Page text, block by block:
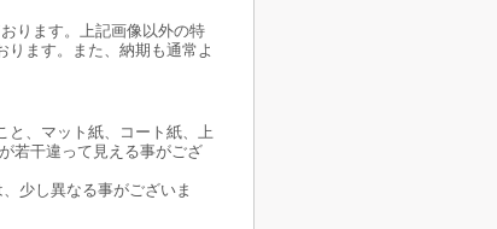
ります。上記画像以外の特
ます。また、納期も通常よ
と、マット紙、コート紙、上
若干違って見える事がござ
少し異なる事がございま